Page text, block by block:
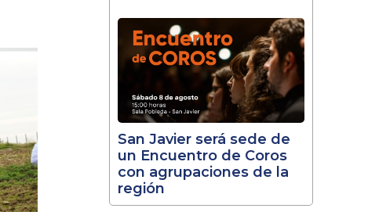
San Javier será sede de
un Encuentro de Coros
con agrupaciones de la
región